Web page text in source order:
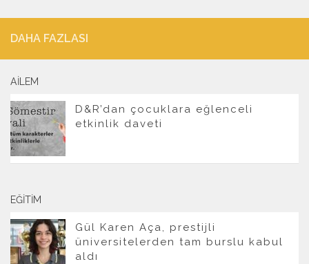
DAHA FAZLASI
AILEM
D&R’dan çocuklara eğlenceli
etkinlik daveti
EĞITIM
Gül Karen Aça, prestijli
üniversitelerden tam burslu kabul
aldı